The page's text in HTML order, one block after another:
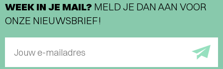
WEEK IN JE MAIL? MELD JE DAN AAN VOOR
ONZE NIEUWSBRIEF!
Jouw e-mailadres